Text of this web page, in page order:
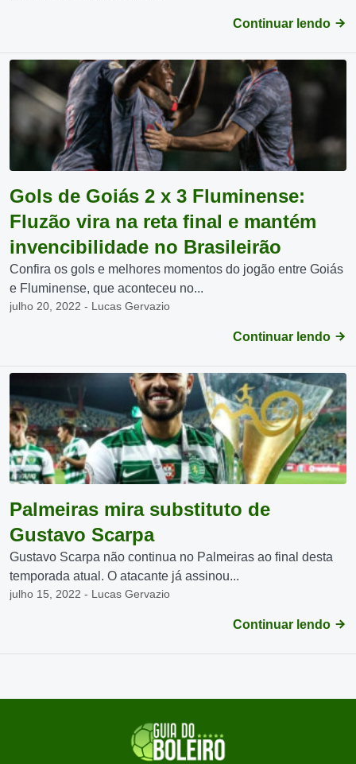
Continuar lendo
Gols de Goiás 2 x 3 Fluminense:
Fluzão vira na reta final e mantém
invencibilidade no Brasileirão
Confira os gols e melhores momentos do jogão entre Goiás
e Fluminense, que aconteceu no...
julho 20, 2022 - Lucas Gervazio
Continuar lendo
Palmeiras mira substituto de
Gustavo Scarpa
Gustavo Scarpa não continua no Palmeiras ao final desta
temporada atual. O atacante já assinou...
julho 15, 2022 - Lucas Gervazio
Continuar lendo